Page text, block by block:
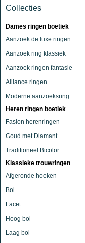
Collecties
Dames ringen boetiek
Aanzoek de luxe ringen
Aanzoek ring klassiek
Aanzoek ringen fantasie
Alliance ringen
Moderne aanzoeksring
Heren ringen boetiek
Fasion herenringen
Goud met Diamant
Traditioneel Bicolor
Klassieke trouwringen
Afgeronde hoeken
Bol
Facet
Hoog bol
Laag bol